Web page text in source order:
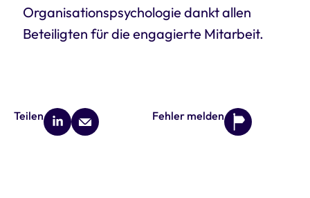
Organisationspsychologie dankt allen
Beteiligten für die engagierte Mitarbeit.
Teilen Fehler melden